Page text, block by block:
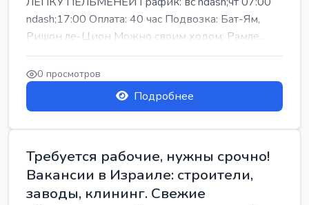
ndash;17:00 Оплата: 40 час Подвозка: Бат-Ям,
Ришон ле-Цион Можно своим ходом: Рамле...
0 просмотров
Подробнее
Требуется рабочие, нужны срочно!
Вакансии в Израиле: строители,
заводы, клининг. Свежие